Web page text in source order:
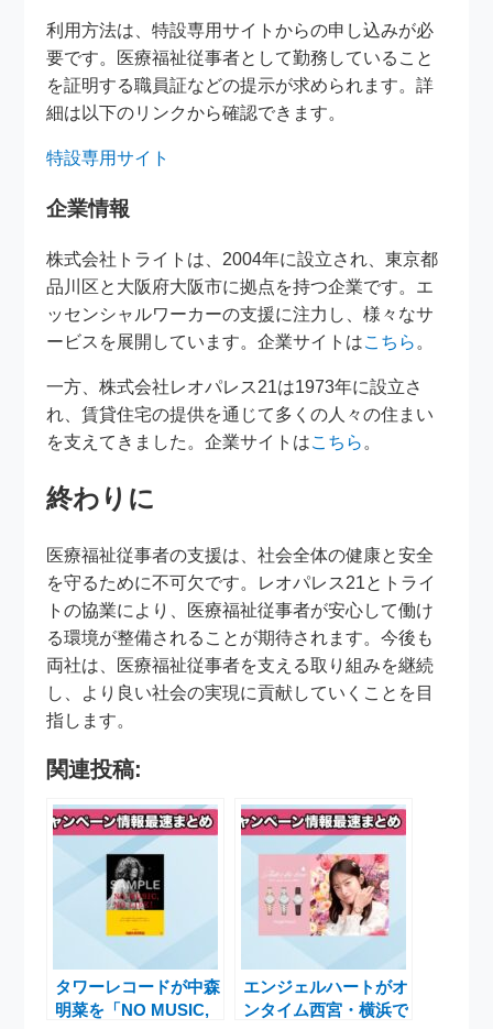
利用方法は、特設専用サイトからの申し込みが必
要です。医療福祉従事者として勤務していること
を証明する職員証などの提示が求められます。詳
細は以下のリンクから確認できます。
特設専用サイト
企業情報
株式会社トライトは、2004年に設立され、東京都
品川区と大阪府大阪市に拠点を持つ企業です。エ
ッセンシャルワーカーの支援に注力し、様々なサ
ービスを展開しています。企業サイトはこちら 。
一方、株式会社レオパレス21は1973年に設立さ
れ、賃貸住宅の提供を通じて多くの人々の住まい
を支えてきました。企業サイトはこちら 。
終わりに
医療福祉従事者の支援は、社会全体の健康と安全
を守るために不可欠です。レオパレス21とトライ
トの協業により、医療福祉従事者が安心して働け
る環境が整備されることが期待されます。今後も
両社は、医療福祉従事者を支える取り組みを継続
し、より良い社会の実現に貢献していくことを目
指します。
関連投稿:
タワーレコードが中森
明菜を「NO MUSIC,
エンジェルハートがオ
ンタイム西宮・横浜で